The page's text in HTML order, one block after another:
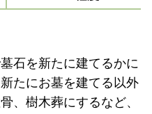
石を新たに建てるかに
たにお墓を建てる以外
、樹木葬にするなど、